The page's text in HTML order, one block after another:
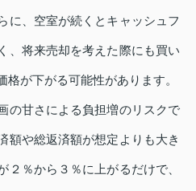
に、空室が続くとキャッシュフ
、将来売却を考えた際にも買い
が下がる可能性があります。
の甘さによる負担増のリスクで
額や総返済額が想定よりも大き
２％から３％に上がるだけで、